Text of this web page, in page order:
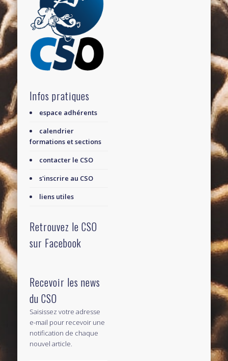
Infos pratiques
espace adhérents
calendrier
formations et sections
contacter le CSO
s'inscrire au CSO
liens utiles
Retrouvez le CSO
sur Facebook
Recevoir les news
du CSO
Saisissez votre adresse
e-mail pour recevoir une
notification de chaque
nouvel article.